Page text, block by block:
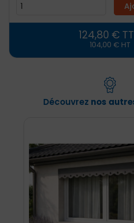
104,00 € HT
124,80 €
Découvrez nos